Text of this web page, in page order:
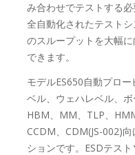
み合わせでテストする
全自動化されたテスト
のスループットを大幅
できます。
モデルES650自動プロ
ベル、ウェハレベル、
HBM、MM、TLP、
CCDM、CDM(JS-002)
ションです。ESDテス